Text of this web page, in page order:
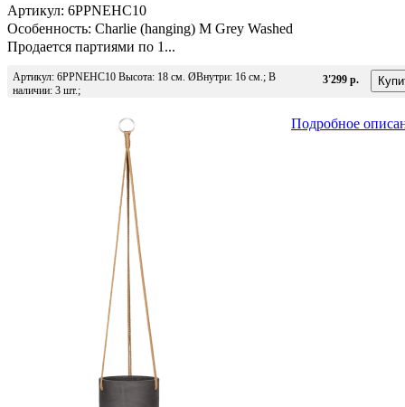
Артикул: 6PPNEHC10
Особенность: Charlie (hanging) M Grey Washed
Продается партиями по 1...
Артикул: 6PPNEHC10 Высота: 18 см. ØВнутри: 16 см.; В
наличии: 3 шт.;
3'299 р.
Подробное